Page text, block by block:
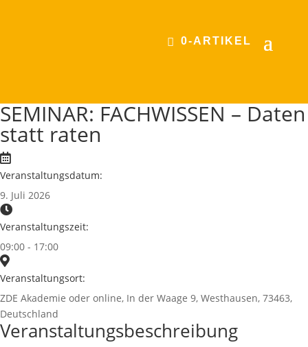
0-ARTIKEL
SEMINAR: FACHWISSEN – Daten
statt raten
Veranstaltungsdatum:
9. Juli 2026
Veranstaltungszeit:
09:00 - 17:00
Veranstaltungsort:
ZDE Akademie oder online, In der Waage 9, Westhausen, 73463,
Deutschland
Veranstaltungsbeschreibung